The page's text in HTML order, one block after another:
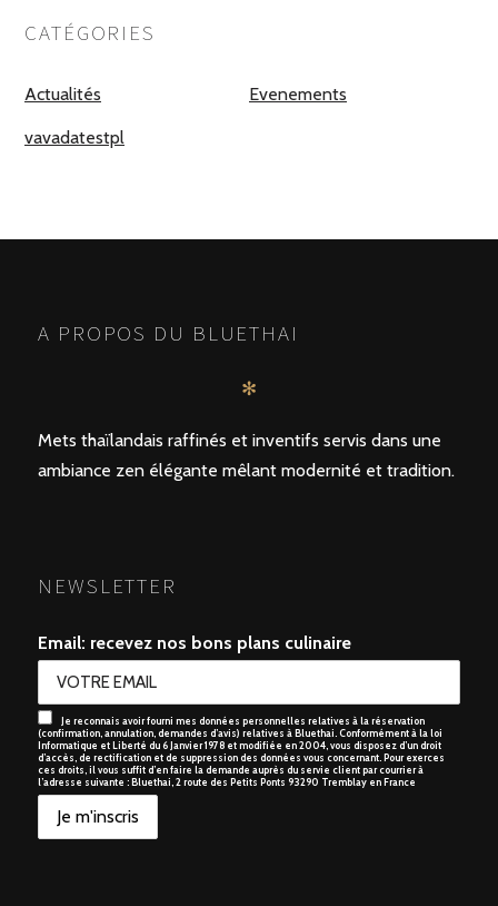
CATÉGORIES
Actualités Evenements
vavadatestpl
A PROPOS DU BLUETHAI
✻
Mets thaïlandais raffinés et inventifs servis dans une
ambiance zen élégante mêlant modernité et tradition.
NEWSLETTER
Email: recevez nos bons plans culinaire
Je reconnais avoir fourni mes données personnelles relatives à la réservation
(confirmation, annulation, demandes d’avis) relatives à Bluethai. Conformément à la loi
Informatique et Liberté du 6 Janvier 1978 et modifiée en 2004, vous disposez d’un droit
d’accès, de rectification et de suppression des données vous concernant. Pour exerces
ces droits, il vous suffit d’en faire la demande auprès du servie client par courrier à
l’adresse suivante : Bluethai, 2 route des Petits Ponts 93290 Tremblay en France